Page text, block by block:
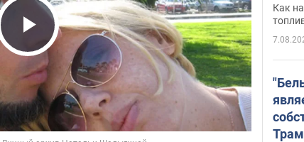
Play Video
Как